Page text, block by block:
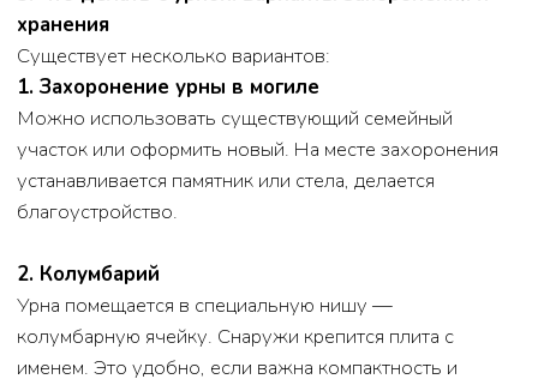
Выбор между кремацией и традиционным
захоронением — всегда личное решение. Наша задача
как похоронного дома — честно рассказать о плюсах
и минусах, а не подталкивать к тому или иному
варианту.
8. Как не ошибиться с выбором при кремации
Несколько простых советов:
заранее обсудите в семье, какой формат всем
— у вас есть время;
сохраняйте все документы и квитанции;
и отзывам, а не по первому звонку «агента» в
подъезде;